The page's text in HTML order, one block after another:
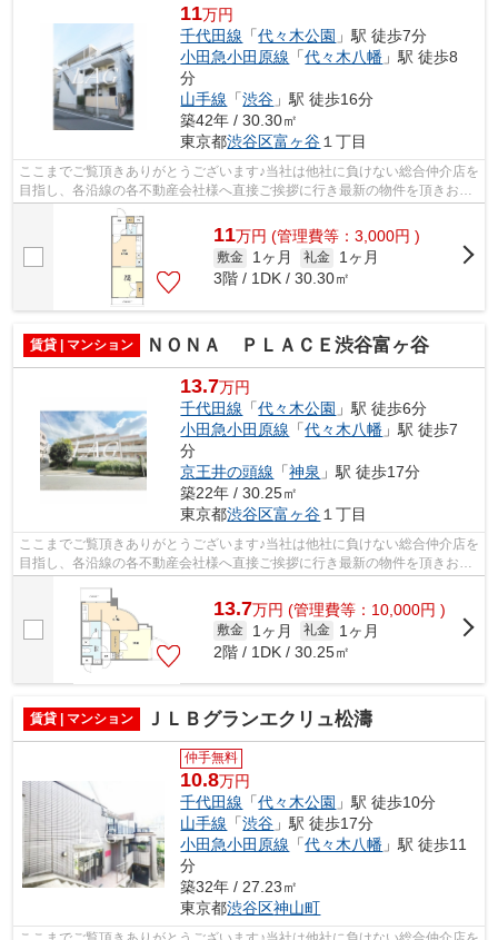
11万円
千代田線 「代々木公園 」駅 徒歩7分
小田急小田原線 「代々木八幡 」駅 徒歩8
分
山手線 「渋谷 」駅 徒歩16分
築42年 / 30.30㎡
東京都渋谷区富ヶ谷 １丁目
ここまでご覧頂きありがとうございます♪当社は他社に負けない総合仲介店を
目指し、各沿線の各不動産会社様へ直接ご挨拶に行き最新の物件を頂きお客
様へ提供しております！最新の情報は...
11万円 (管理費等：3,000円 )
敷金 1ヶ月 礼金
1ヶ月
3階 / 1DK / 30.30㎡
賃貸 | マンション ＮＯＮＡ ＰＬＡＣＥ渋谷富ヶ谷
13.7万円
千代田線 「代々木公園 」駅 徒歩6分
小田急小田原線 「代々木八幡 」駅 徒歩7
分
京王井の頭線 「神泉 」駅 徒歩17分
築22年 / 30.25㎡
東京都渋谷区富ヶ谷１丁目
ここまでご覧頂きありがとうございます♪当社は他社に負けない総合仲介店を
目指し、各沿線の各不動産会社様へ直接ご挨拶に行き最新の物件を頂きお客
13.7万円 (管理費等：10,000円 )
敷金 1ヶ月 礼金
1ヶ月
2階 / 1DK / 30.25㎡
賃貸 | マンション ＪＬＢグランエクリュ松濤
仲手無料
10.8万円
千代田線 「代々木公園 」駅 徒歩10分
山手線 「渋谷 」駅 徒歩17分
小田急小田原線 「代々木八幡 」駅 徒歩11
分
築32年 / 27.23㎡
東京都渋谷区神山町